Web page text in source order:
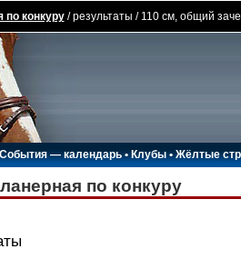
конкуру/ результаты / 110 см, общий
— календарь•Клубы •Жёлтые
по конкуру